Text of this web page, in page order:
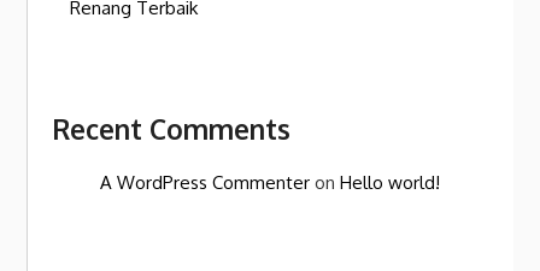
Renang Terbaik
Recent Comments
A WordPress Commenter onHello world!